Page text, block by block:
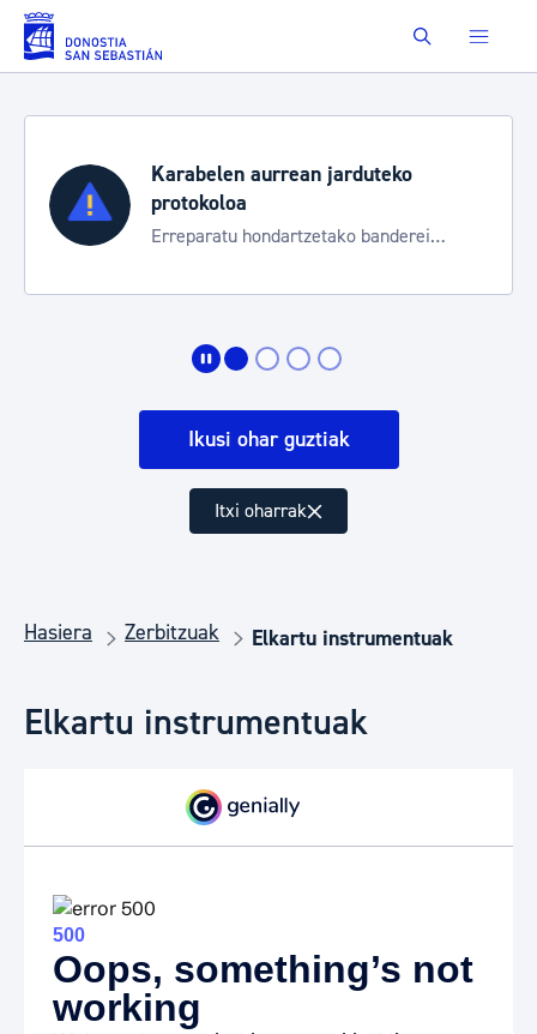
Eduki nagusira joan Buscar
Karabelen aurrean jarduteko
protokoloa
Erreparatu hondartzetako banderei
Ikusi ohar guztiak
Itxi oharrak
Hasiera Zerbitzuak Elkartu instrumentuak
Elkartu instrumentuak